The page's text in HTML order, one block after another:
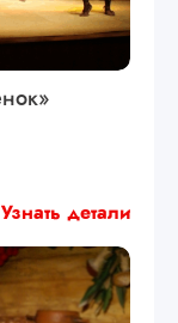
Узнать детали